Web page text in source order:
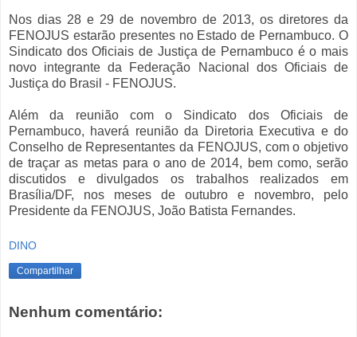
Nos dias 28 e 29 de novembro de 2013, os diretores da
FENOJUS estarão presentes no Estado de Pernambuco. O
Sindicato dos Oficiais de Justiça de Pernambuco é o mais
novo integrante da Federação Nacional dos Oficiais de
Justiça do Brasil - FENOJUS.
Além da reunião com o Sindicato dos Oficiais de
Pernambuco, haverá reunião da Diretoria Executiva e do
Conselho de Representantes da FENOJUS, com o objetivo
de traçar as metas para o ano de 2014, bem como, serão
discutidos e divulgados os trabalhos realizados em
Brasília/DF, nos meses de outubro e novembro, pelo
Presidente da FENOJUS, João Batista Fernandes.
DINO
Compartilhar
Nenhum comentário: